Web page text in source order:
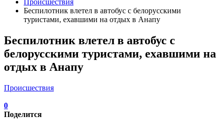
Происшествия
Беспилотник влетел в автобус с белорусскими
туристами, ехавшими на отдых в Анапу
Беспилотник влетел в автобус с
белорусскими туристами, ехавшими на
отдых в Анапу
Происшествия
0
Поделится